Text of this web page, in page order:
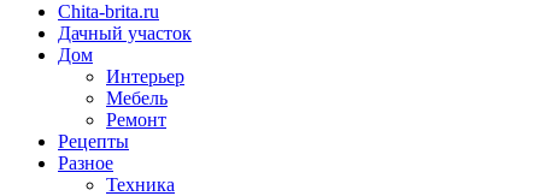
Chita-brita.ru
Дачный участок
Дом
Интерьер
Мебель
Ремонт
Рецепты
Разное
Техника